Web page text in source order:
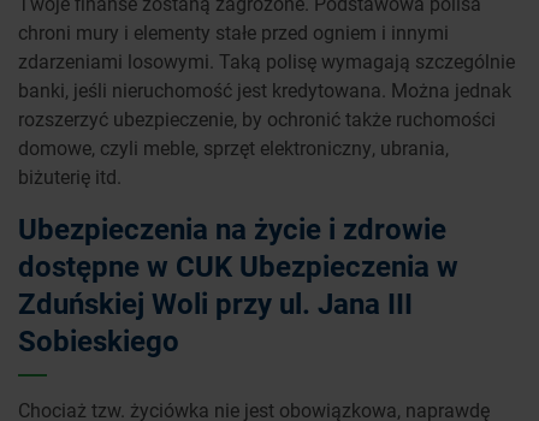
chroni mury i elementy stałe przed ogniem i innymi
zdarzeniami losowymi. Taką polisę wymagają szczególnie
banki, jeśli nieruchomość jest kredytowana. Można jednak
rozszerzyć ubezpieczenie, by ochronić także ruchomości
domowe, czyli meble, sprzęt elektroniczny, ubrania,
biżuterię itd.
Ubezpieczenia na życie i zdrowie
dostępne w CUK Ubezpieczenia w
Zduńskiej Woli przy ul. Jana III
Sobieskiego
Chociaż tzw. życiówka nie jest obowiązkowa, naprawdę